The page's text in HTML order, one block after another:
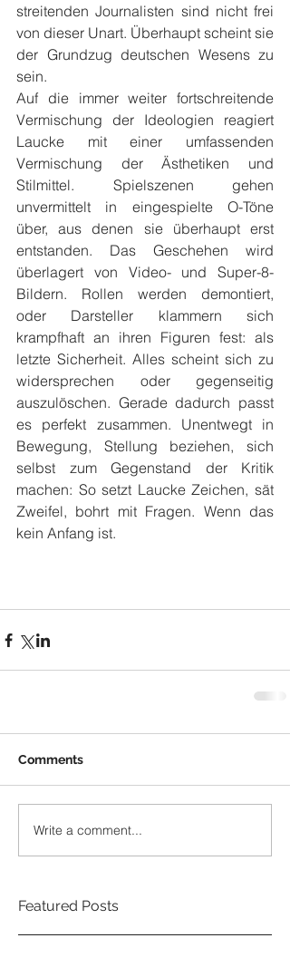
streitenden Journalisten sind nicht frei
von dieser Unart. Überhaupt scheint sie
der Grundzug deutschen Wesens zu
sein.
Auf die immer weiter fortschreitende
Vermischung der Ideologien reagiert
Laucke mit einer umfassenden
Vermischung der Ästhetiken und
Stilmittel. Spielszenen gehen
unvermittelt in eingespielte O-Töne
über, aus denen sie überhaupt erst
entstanden. Das Geschehen wird
überlagert von Video- und Super-8-
Bildern. Rollen werden demontiert,
oder Darsteller klammern sich
krampfhaft an ihren Figuren fest: als
letzte Sicherheit. Alles scheint sich zu
widersprechen oder gegenseitig
auszulöschen. Gerade dadurch passt
es perfekt zusammen. Unentwegt in
Bewegung, Stellung beziehen, sich
selbst zum Gegenstand der Kritik
machen: So setzt Laucke Zeichen, sät
Zweifel, bohrt mit Fragen. Wenn das
kein Anfang ist.
Comments
Write a comment...
Featured Posts